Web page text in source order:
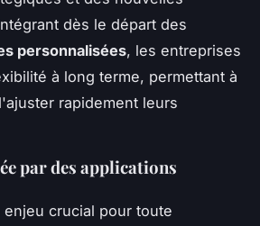
dès le départ des
personnalisées, les entreprises
à long terme, permettant à
rapidement leurs
par des applications
crucial pour toute